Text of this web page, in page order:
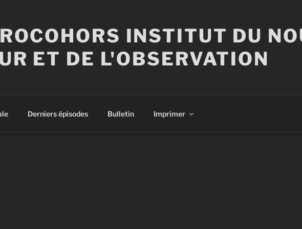
INSTITUT DU
ET DE L'OBSERVATION
Derniers épisodes Bulletin Imprimer